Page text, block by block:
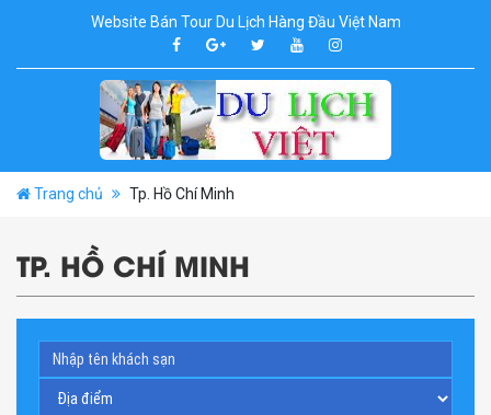
Website Bán Tour Du Lịch Hàng Đầu Việt Nam
Trang chủ Tp. Hồ Chí Minh
TP. HỒ CHÍ MINH